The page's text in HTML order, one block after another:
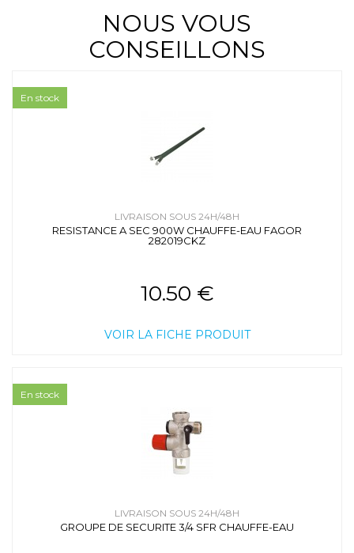
NOUS VOUS
CONSEILLONS
LIVRAISON SOUS 24H/48H
RESISTANCE A SEC 900W CHAUFFE-EAU FAGOR
282019CKZ
10.50 €
VOIR LA FICHE PRODUIT
En stock
LIVRAISON SOUS 24H/48H
GROUPE DE SECURITE 3/4 SFR CHAUFFE-EAU
En stock